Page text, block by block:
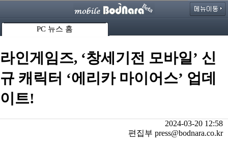
PC 뉴스 홈
라인게임즈, ‘창세기전 모바일’ 신
규 캐릭터 ‘에리카 마이어스’ 업데
이트!
2024-03-20 12:58
편집부 press@bodnara.co.kr